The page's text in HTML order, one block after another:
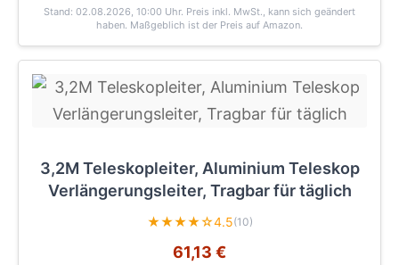
Stand: 02.08.2026, 10:00 Uhr. Preis inkl. MwSt., kann sich geändert
haben. Maßgeblich ist der Preis auf Amazon.
3,2M Teleskopleiter, Aluminium Teleskop
Verlängerungsleiter, Tragbar für täglich
★★★★☆4.5(10)
61,13 €